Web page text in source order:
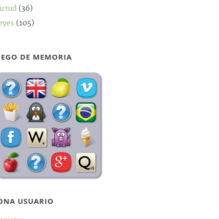
(36)
(105)
DE MEMORIA
USUARIO